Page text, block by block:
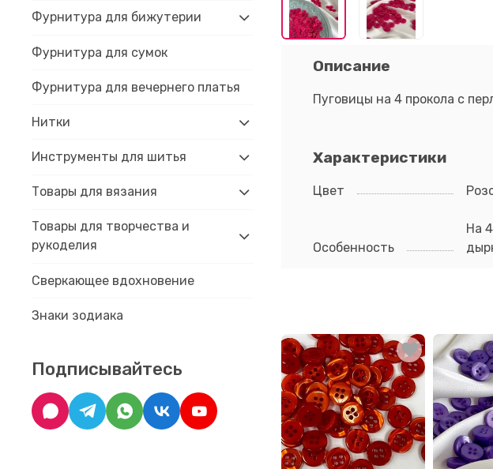
Описание
Пуговицы на 4 прокола с
Характеристики
Цвет
Особенность
На
Фурнитура для бижутерии
Фурнитура для сумок
Фурнитура для вечернего платья
Нитки
Инструменты для шитья
Товары для вязания
Товары для творчества и
рукоделия
Сверкающее вдохновение
Знаки зодиака
Подписывайтесь